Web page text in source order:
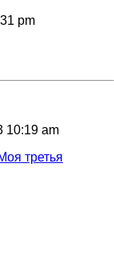
pm
10:19 am
третья